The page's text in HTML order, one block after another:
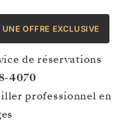
OFFRE EXCLUSIVE
de réservations
4070
professionnel en